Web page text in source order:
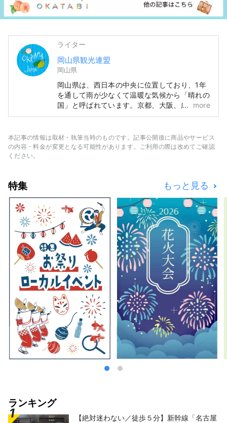
ライター
岡山県観光連盟
岡山県
岡山県は、西日本の中央に位置しており、1年
を通して雨が少なくて温暖な気候から「晴れの
国」と呼ばれています。京都、大阪、広島の有
名観光地めぐりの中間地点でアクセス便利！瀬
ります。 また、「フルーツ王国岡山」とも呼
ばれ、瀬戸内の温暖な気候の中、太陽を浴びた
三名園の「岡山後楽園」、倉敷美観地区といっ
た、歴史、文化、アートなど世界に誇る観光ス
ポットもあります！
more
本記事の情報は取材・執筆当時のものです。記事公開後に商品やサービス
の内容・料金が変更となる可能性があります。ご利用の際は改めてご確認
ください。
特集 もっと見る
ランキング
【絶対迷わない／徒歩５分】新幹線「名古屋